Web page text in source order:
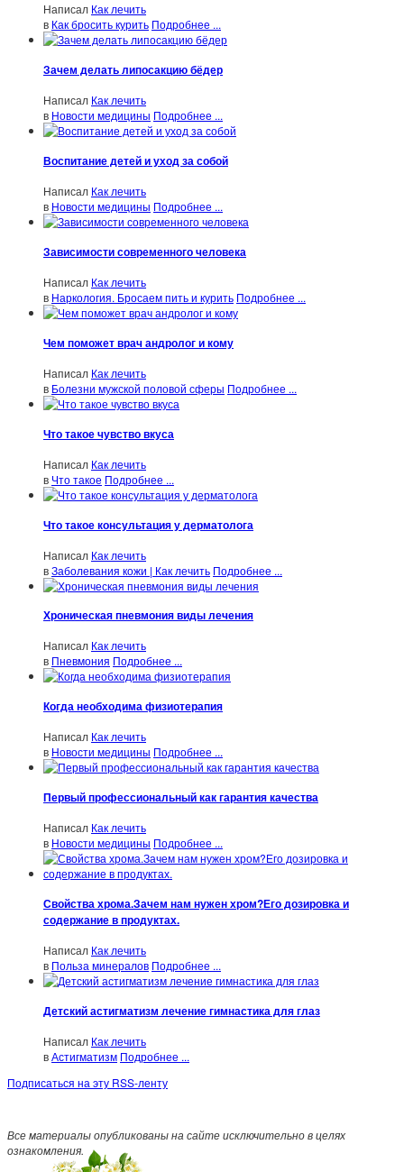
Написал Как лечить
в Как бросить курить Подробнее ...
Зачем делать липосакцию бёдер
Написал Как лечить
в Новости медицины Подробнее ...
Воспитание детей и уход за собой
Написал Как лечить
в Новости медицины Подробнее ...
Зависимости современного человека
Написал Как лечить
в Наркология. Бросаем пить и курить Подробнее ...
Чем поможет врач андролог и кому
Написал Как лечить
в Болезни мужской половой сферы Подробнее ...
Что такое чувство вкуса
Написал Как лечить
в Что такое Подробнее ...
Что такое консультация у дерматолога
Написал Как лечить
вЗаболевания кожи | Как лечить Подробнее ...
Хроническая пневмония виды лечения
Написал Как лечить
в Пневмония Подробнее ...
Когда необходима физиотерапия
Написал Как лечить
в Новости медицины Подробнее ...
Первый профессиональный как гарантия качества
Написал Как лечить
в Новости медицины Подробнее ...
Свойства хрома.Зачем нам нужен хром?Его дозировка и
содержание в продуктах.
Написал Как лечить
в Польза минералов Подробнее ...
Детский астигматизм лечение гимнастика для глаз
Написал Как лечить
вАстигматизм Подробнее ...
Подписаться на эту RSS-ленту
Все материалы опубликованы на сайте исключительно в целях
ознакомления.